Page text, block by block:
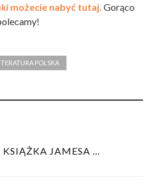
możecie nabyć tutaj. Gorąco
POLSKA
JAMESA ...